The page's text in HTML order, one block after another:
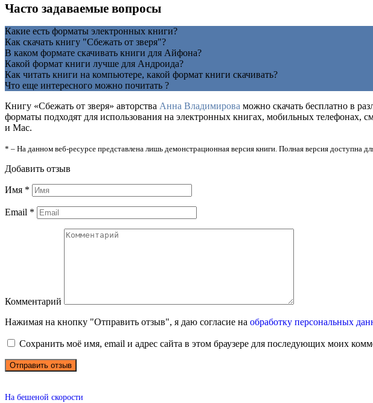
Часто задаваемые вопросы
Какие есть форматы электронных книги?
Как скачать книгу "Сбежать от зверя"?
В каком формате скачивать книги для Айфона?
Какой формат книги лучше для Андроида?
Как читать книги на компьютере, какой формат книги скачивать?
Что еще интересного можно почитать ?
Книгу «Сбежать от зверя» авторства Анна Владимирова можно скачать бесплатно в
форматы подходят для использования на электронных книгах, мобильных
и Mac.
* – На данном веб-ресурсе представлена лишь демонстрационная версия книги. Полная версия доступна
Добавить отзыв
Имя *
Email *
Комментарий
Нажимая на кнопку "Отправить отзыв", я даю согласие на обработку персональных
Сохранить моё имя, email и адрес сайта в этом браузере для последующих моих
На бешеной скорости